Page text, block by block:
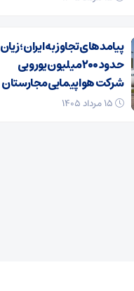
پیامدهای تجاوز به ایران؛ زیان
حدود ۲۰۰ میلیون یورویی
شرکت هواپیمایی مجارستان